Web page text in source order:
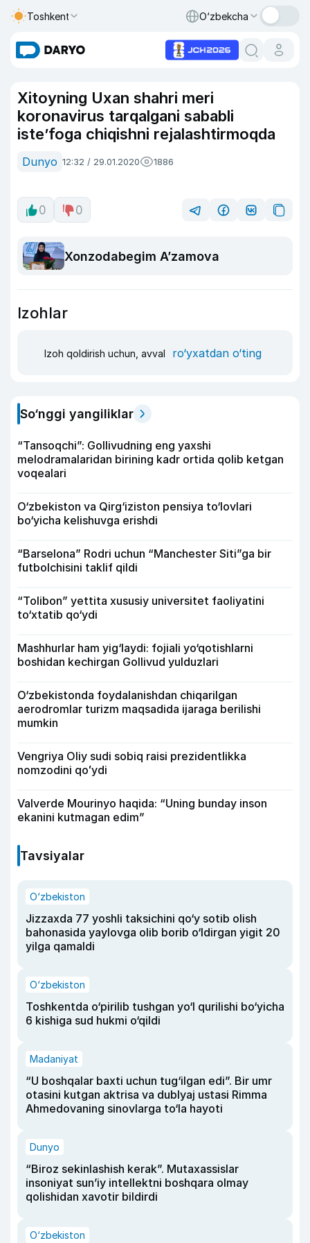
Toshkent O‘zbekcha
Xitoyning Uxan shahri meri
koronavirus tarqalgani sababli
iste’foga chiqishni rejalashtirmoqda
Dunyo 12:32 / 29.01.2020 1886
0 0
Xonzodabegim A’zamova
Izohlar
Izoh qoldirish uchun, avval ro‘yxatdan o‘ting
So‘nggi yangiliklar
“Tansoqchi”: Gollivudning eng yaxshi
melodramalaridan birining kadr ortida qolib ketgan
voqealari
O‘zbekiston va Qirg‘iziston pensiya to‘lovlari
bo‘yicha kelishuvga erishdi
“Barselona” Rodri uchun “Manchester Siti”ga bir
futbolchisini taklif qildi
“Tolibon” yettita xususiy universitet faoliyatini
to‘xtatib qo‘ydi
Mashhurlar ham yig‘laydi: fojiali yo‘qotishlarni
boshidan kechirgan Gollivud yulduzlari
O‘zbekistonda foydalanishdan chiqarilgan
aerodromlar turizm maqsadida ijaraga berilishi
mumkin
Vengriya Oliy sudi sobiq raisi prezidentlikka
nomzodini qoʻydi
Valverde Mourinyo haqida: “Uning bunday inson
ekanini kutmagan edim”
Tavsiyalar
O‘zbekiston
Jizzaxda 77 yoshli taksichini qo‘y sotib olish
bahonasida yaylovga olib borib o‘ldirgan yigit 20
yilga qamaldi
O‘zbekiston
Toshkentda o‘pirilib tushgan yo‘l qurilishi bo‘yicha
6 kishiga sud hukmi o‘qildi
Madaniyat
“U boshqalar baxti uchun tug‘ilgan edi”. Bir umr
otasini kutgan aktrisa va dublyaj ustasi Rimma
Ahmedovaning sinovlarga to‘la hayoti
Dunyo
“Biroz sekinlashish kerak”. Mutaxassislar
insoniyat sun’iy intellektni boshqara olmay
qolishidan xavotir bildirdi
O‘zbekiston